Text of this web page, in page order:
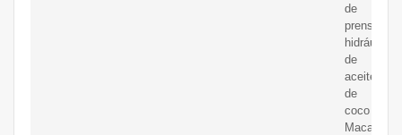
de
prensa
hidráulica
de
aceite
de
coco